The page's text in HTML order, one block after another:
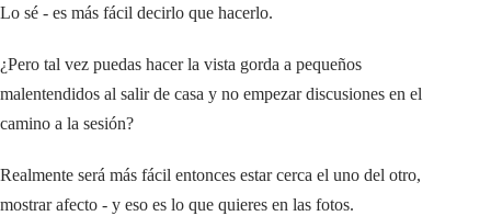
Lo sé - es más fácil decirlo que hacerlo.
¿Pero tal vez puedas hacer la vista gorda a pequeños
malentendidos al salir de casa y no empezar discusiones en el
camino a la sesión?
Realmente será más fácil entonces estar cerca el uno del otro,
mostrar afecto - y eso es lo que quieres en las fotos.